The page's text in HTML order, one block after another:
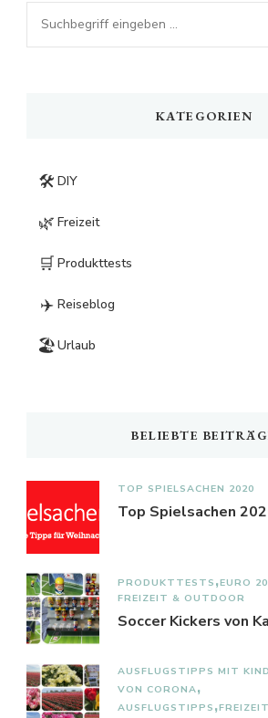
Looking
for
KATEGORIEN
🛠️ DIY
🌿 Freizeit
🛒 Produkttests
✈️ Reiseblog
🏖️Urlaub
BELIEBTE
TOP SPIELSACHEN 2020
Top Spielsachen
PRODUKTTESTS EURO
FREIZEIT & OUTDOOR
Soccer Kickers von
AUSFLUGSTIPPS MIT
VON CORONA
AUSFLUGSTIPPS FREIZEIT